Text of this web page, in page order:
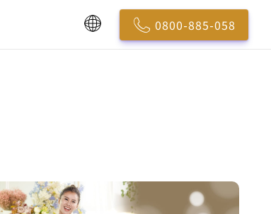
0800-885-058